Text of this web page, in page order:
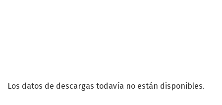
Los datos de descargas todavía no están disponibles.